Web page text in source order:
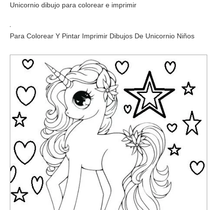
Unicornio dibujo para colorear e imprimir
Para Colorear Y Pintar Imprimir Dibujos De Unicornio Niños